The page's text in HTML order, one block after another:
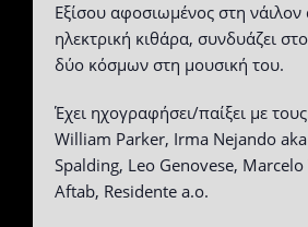
Εξίσου αφοσιωμένος στη νάιλον
ηλεκτρική κιθάρα, συνδυάζει
δύο κόσμων στη μουσική του.
Έχει ηχογραφήσει/παίξει με
William Parker, Irma Nejando
Spalding, Leo Genovese,
Aftab, Residente a.o.